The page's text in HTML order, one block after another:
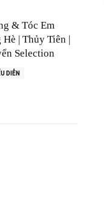
& Tóc Em
Hè | Thủy Tiên |
Selection
DIỄN